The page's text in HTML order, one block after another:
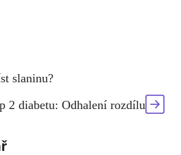
slaninu?
2 diabetu: Odhalení rozdílu